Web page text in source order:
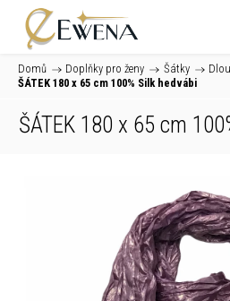
Domů / Doplňky pro ženy / Šátky /
ŠÁTEK 180 x 65 cm 100% Silk hedvábi
ŠÁTEK 180 x 65 cm